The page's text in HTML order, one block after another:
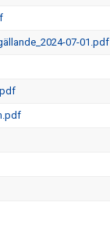
07-01.pdf